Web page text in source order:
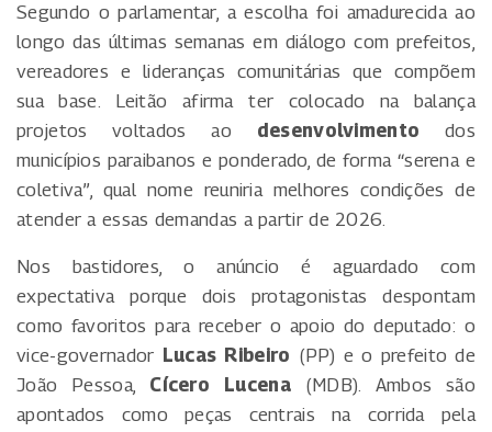
Segundo o parlamentar, a escolha foi amadurecida ao
longo das últimas semanas em diálogo com prefeitos,
vereadores e lideranças comunitárias que compõem
sua base. Leitão afirma ter colocado na balança
projetos voltados ao desenvolvimento dos
municípios paraibanos e ponderado, de forma “serena e
coletiva”, qual nome reuniria melhores condições de
atender a essas demandas a partir de 2026.
Nos bastidores, o anúncio é aguardado com
expectativa porque dois protagonistas despontam
como favoritos para receber o apoio do deputado: o
vice-governador Lucas Ribeiro (PP) e o prefeito de
João Pessoa, Cícero Lucena(MDB). Ambos são
apontados como peças centrais na corrida pela